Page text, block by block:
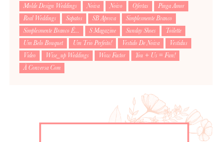
Molde Design Weddings Noiva Noivo Ofertas
Pinga Amor
Real Weddings
Sapatos SB Aprova
Simplesmente Branco
Simplesmente Branco É...
S Magazine Sunday Shoes
Toilette
Um Belo Bouquet
Um Trio Perfeito! Vestido De Noiva
Vestidus
Video
Wise_up Weddings Wow Factor
You + Us = Fun!
À Conversa Com